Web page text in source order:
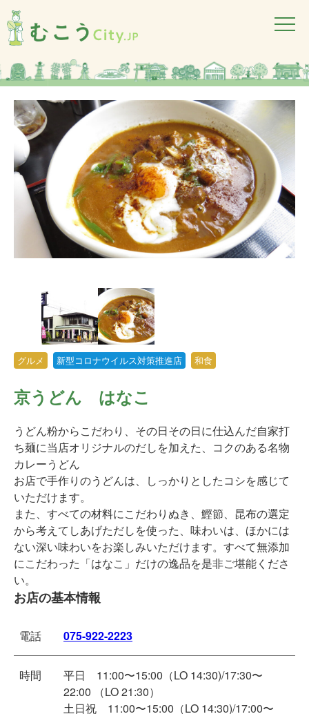
グルメ 新型コロナウイルス対策推進店 和食
京うどん はなこ
うどん粉からこだわり、その日その日に仕込んだ自家打
ち麺に当店オリジナルのだしを加えた、コクのある名物
カレーうどん
お店で手作りのうどんは、しっかりとしたコシを感じて
いただけます。
また、すべての材料にこだわりぬき、鰹節、昆布の選定
から考えてしあげただしを使った、味わいは、ほかには
ない深い味わいをお楽しみいただけます。すべて無添加
にこだわった「はなこ」だけの逸品を是非ご堪能くださ
い。
お店の基本情報
電話 075-922-2223
時間
平日 11:00〜15:00（LO 14:30)/17:30〜
22:00 （LO 21:30）
土日祝 11:00〜15:00（LO 14:30)/17:00〜